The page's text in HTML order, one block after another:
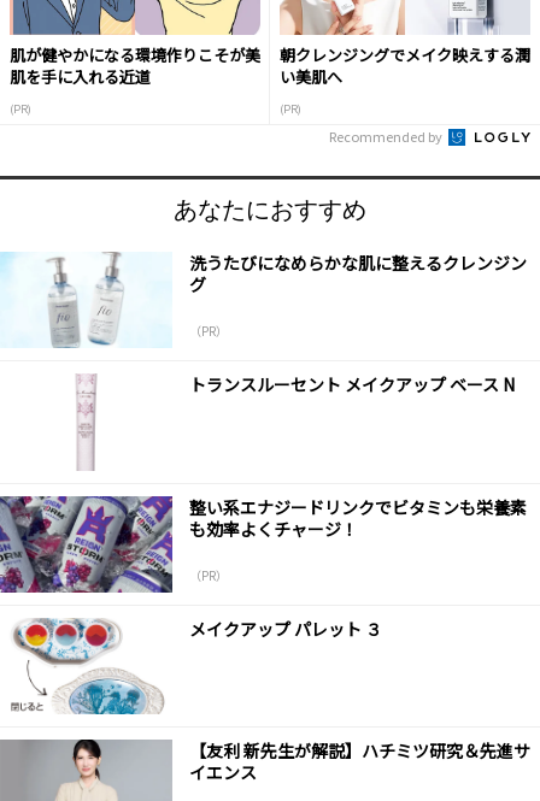
肌が健やかになる環境作りこそが美
肌を手に入れる近道
(PR)
朝クレンジングでメイク映えする潤
い美肌へ
(PR)
Recommended by
あなたにおすすめ
洗うたびになめらかな肌に整えるクレンジン
グ
（PR）
トランスルーセント メイクアップ ベース N
整い系エナジードリンクでビタミンも栄養素
も効率よくチャージ！
（PR）
メイクアップ パレット ３
【友利 新先生が解説】ハチミツ研究＆先進サ
イエンス